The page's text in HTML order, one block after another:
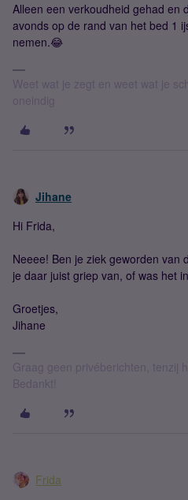
Alleen een verkoudheid gehad en
avonds op de rand van het bed 1
nemen.😂
Weet wat je zegt en weet wat je
oneindig
Jihane
Hi Frida,
Neeee! Ben je ziek geworden van
je daar juist griep van, of was het
Groetjes,
Jihane
Graag geen privéberichten, tenzij
Bedankt!
Frida